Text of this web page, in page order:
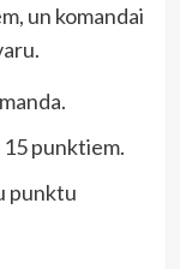
un komandai
punktiem.
punktu